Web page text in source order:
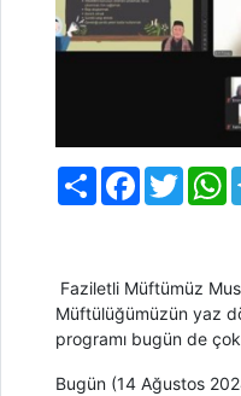
PaylaşFacebook
Twitter
Faziletli Müftümüz
Müftülüğümüzün yaz
programı bugün de
Bugün (14 Ağustos